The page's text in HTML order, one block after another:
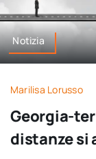
Notizia
Marilisa Lorusso
Georgia-
distanze si